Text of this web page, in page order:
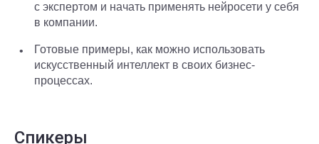
с экспертом и начать применять нейросети у себя
в компании.
Готовые примеры, как можно использовать
искусственный интеллект в своих бизнес-
процессах.
Спикеры